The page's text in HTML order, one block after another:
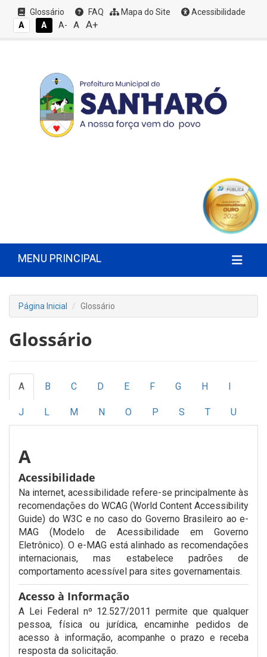
Glossário FAQ Mapa do Site
Acessibilidade
A
A A- A A+
MENU PRINCIPAL
Página Inicial Glossário
Glossário
A B C D E F G H I
J L M N O P S T U
A
Acessibilidade
Na internet, acessibilidade refere-se principalmente às
recomendações do WCAG (World Content Accessibility
Guide) do W3C e no caso do Governo Brasileiro ao e-
MAG (Modelo de Acessibilidade em Governo
Eletrônico). O e-MAG está alinhado as recomendações
internacionais, mas estabelece padrões de
comportamento acessível para sites governamentais.
Acesso à Informação
A Lei Federal nº 12.527/2011 permite que qualquer
pessoa, física ou jurídica, encaminhe pedidos de
acesso à informação, acompanhe o prazo e receba
resposta da solicitação.